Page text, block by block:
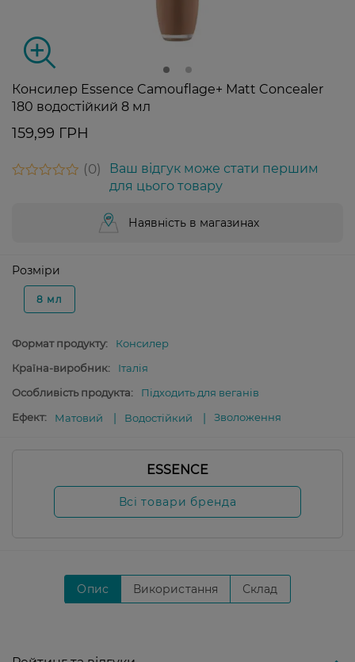
Консилер Essence Camouflage+ Matt Concealer
180 водостійкий 8 мл
159,99 ГРН
0
Ваш відгук може стати першим
для цього товару
Наявність в магазинах
Розміри
8 мл
Формат продукту:
Консилер
Країна-виробник:
Італія
Особливість продукта:
Підходить для веганів
Ефект:
Матовий Водостійкий Зволоження
ESSENCE
Всі товари бренда
Опис Використання Склад